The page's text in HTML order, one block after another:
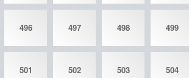
496 497 498 499
501 502 503 504